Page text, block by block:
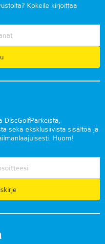
Kokeile kirjoittaa
DiscGolfParkeista,
sekä eksklusiivista sisältöä ja
Huom!